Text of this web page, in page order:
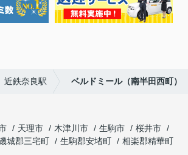
近鉄奈良駅 ベルドミール（南半田西町）
天理市 木津川市 生駒市
桜井市
城郡三宅町 生駒郡安堵町
相楽郡精華町